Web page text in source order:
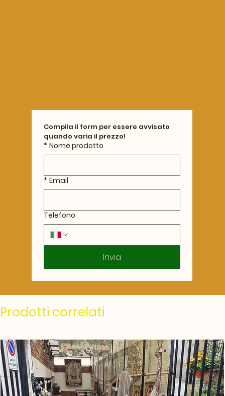
Compila il form per essere avvisato
quando varia il prezzo!
* Nome prodotto
* Email
Telefono
Invia
Prodotti correlati